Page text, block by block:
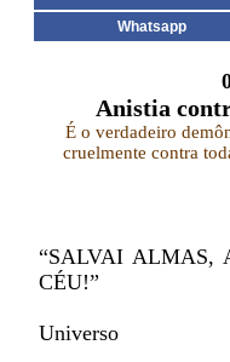
Whatsapp
Anistia
É o verdadeiro
cruelmente contra
“SALVAI ALMAS,
CÉU!”
Universo